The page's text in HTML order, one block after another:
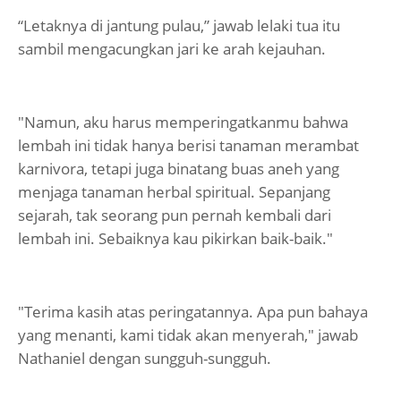
“Letaknya di jantung pulau,” jawab lelaki tua itu
sambil mengacungkan jari ke arah kejauhan.
"Namun, aku harus memperingatkanmu bahwa
lembah ini tidak hanya berisi tanaman merambat
karnivora, tetapi juga binatang buas aneh yang
menjaga tanaman herbal spiritual. Sepanjang
sejarah, tak seorang pun pernah kembali dari
lembah ini. Sebaiknya kau pikirkan baik-baik."
"Terima kasih atas peringatannya. Apa pun bahaya
yang menanti, kami tidak akan menyerah," jawab
Nathaniel dengan sungguh-sungguh.